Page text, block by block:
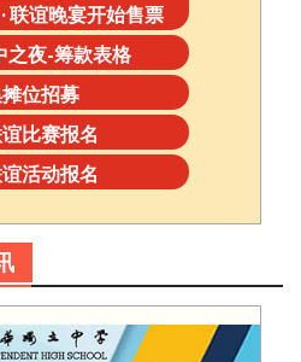
联谊晚宴开始售票
之夜-筹款表格
位招募
比赛报名
活动报名